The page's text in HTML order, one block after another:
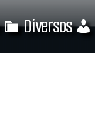
Diversos